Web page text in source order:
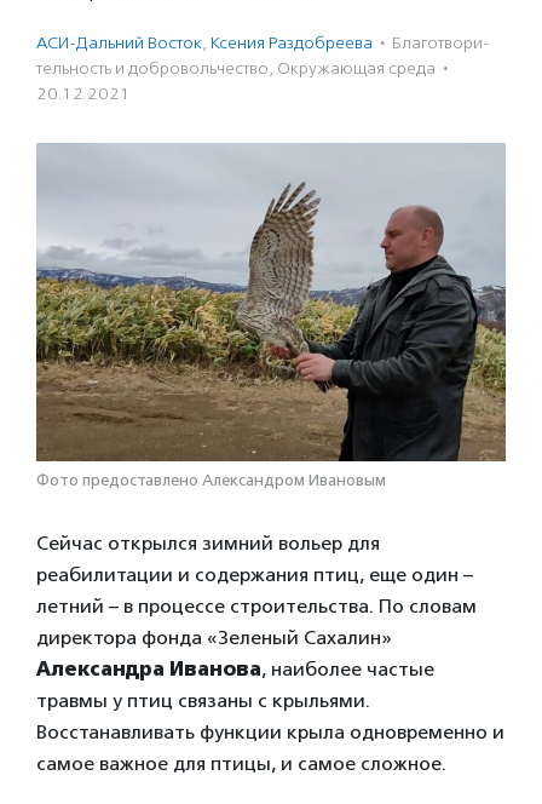
АСИ-Дальний Восток, Ксения Раздобреева · Благотвори­
тель­ность и доброволь­чест­во, Окружающая среда ·
20.12.2021
Фото предоставлено Александром Ивановым
Сейчас открылся зимний вольер для
реабилитации и содержания птиц, еще один –
летний – в процессе строительства. По словам
директора фонда «Зеленый Сахалин»
Александра Иванова, наиболее частые
травмы у птиц связаны с крыльями.
Восстанавливать функции крыла одновременно и
самое важное для птицы, и самое сложное.